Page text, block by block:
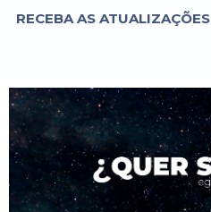
RECEBA AS ATUALIZAÇÕES